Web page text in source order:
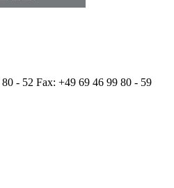
- 52 Fax: +49 69 46 99 80 - 59